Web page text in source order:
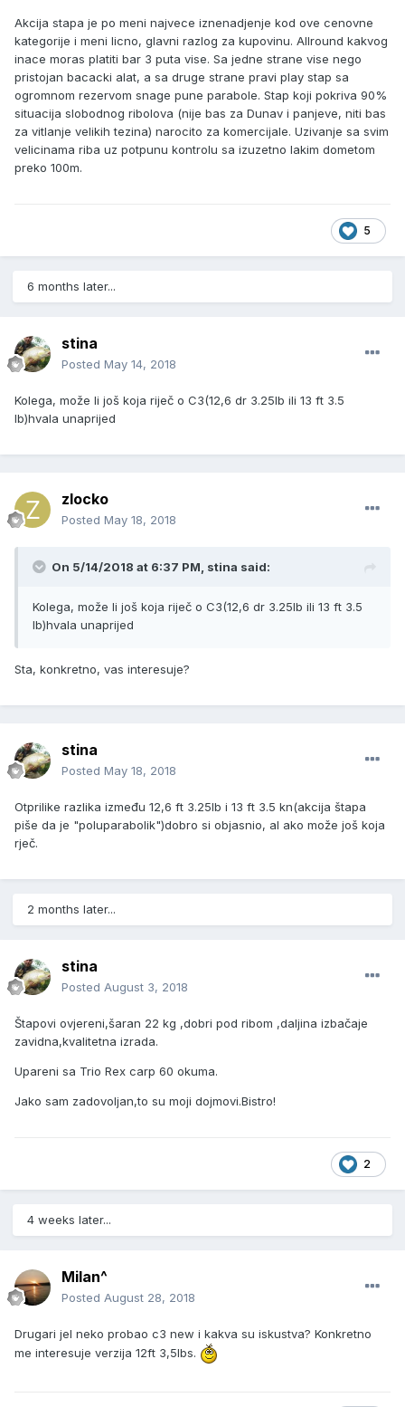
Akcija stapa je po meni najvece iznenadjenje kod ove cenovne
kategorije i meni licno, glavni razlog za kupovinu. Allround kakvog
inace moras platiti bar 3 puta vise. Sa jedne strane vise nego
pristojan bacacki alat, a sa druge strane pravi play stap sa
ogromnom rezervom snage pune parabole. Stap koji pokriva 90%
situacija slobodnog ribolova (nije bas za Dunav i panjeve, niti bas
za vitlanje velikih tezina) narocito za komercijale. Uzivanje sa svim
velicinama riba uz potpunu kontrolu sa izuzetno lakim dometom
preko 100m.
5
6 months later...
stina
Posted May 14, 2018
Kolega, može li još koja riječ o C3(12,6 dr 3.25lb ili 13 ft 3.5
lb)hvala unaprijed
zlocko
Posted May 18, 2018
On 5/14/2018 at 6:37 PM, stina said:
Kolega, može li još koja riječ o C3(12,6 dr 3.25lb ili 13 ft 3.5
lb)hvala unaprijed
Sta, konkretno, vas interesuje?
stina
Posted May 18, 2018
Otprilike razlika između 12,6 ft 3.25lb i 13 ft 3.5 kn(akcija štapa
piše da je "poluparabolik")dobro si objasnio, al ako može još koja
rječ.
2 months later...
stina
Posted August 3, 2018
Štapovi ovjereni,šaran 22 kg ,dobri pod ribom ,daljina izbačaje
zavidna,kvalitetna izrada.
Upareni sa Trio Rex carp 60 okuma.
Jako sam zadovoljan,to su moji dojmovi.Bistro!
2
4 weeks later...
Milan^
Posted August 28, 2018
Drugari jel neko probao c3 new i kakva su iskustva? Konkretno
me interesuje verzija 12ft 3,5lbs.